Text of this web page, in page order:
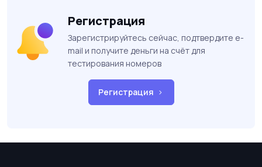
Регистрация
Зарегистрируйтесь сейчас, подтвердите e-
mail и получите деньги на счёт для
тестирования номеров
Регистрация